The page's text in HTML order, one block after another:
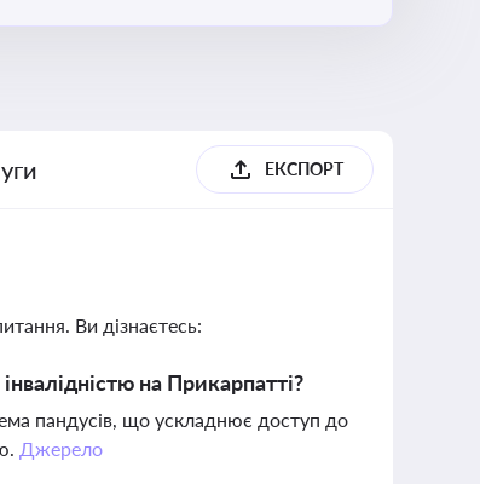
ЕКСПОРТ
Ви дізнаєтесь:
на Прикарпатті?
пандусів, що ускладнює доступ до
Джерело